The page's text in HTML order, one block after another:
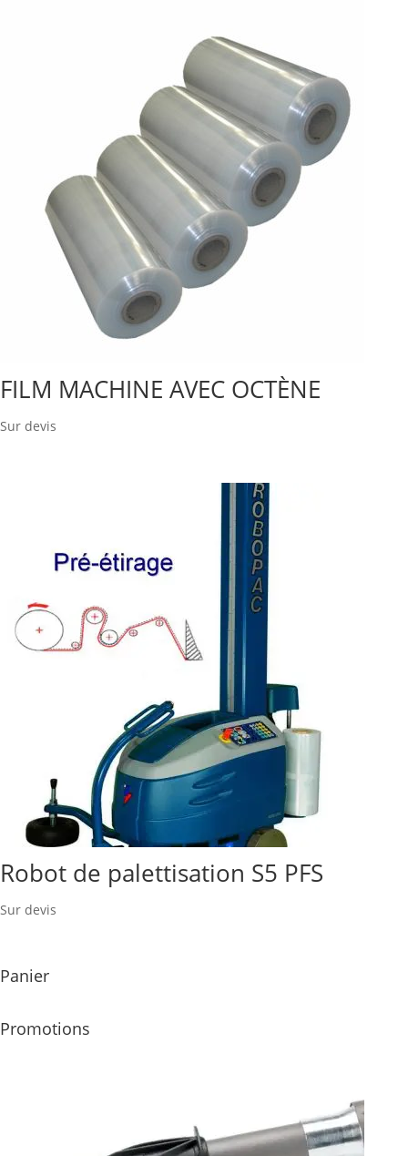
FILM MACHINE AVEC OCTÈNE
Sur devis
Robot de palettisation S5 PFS
Sur devis
Panier
Promotions